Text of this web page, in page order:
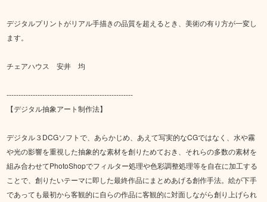
デジタルプリントがリアル手描きの品質を超えるとき、美術の有り方が一変し
ます。
チェアハウス 安井 均
-----------------------------------------------------
【デジタル抽象アート制作法】
デジタル３DCGソフトで、あらかじめ、あえて写実的なCGではなく、水や霧
や光の影響を重視した抽象的な素材を創りためておき、それらの多数の素材を
組み合わせてPhotoShopでフィルター処理や色彩調整処理等を自在に加工する
ことで、創りたいテーマに即した最終作品にまとめあげる創作手法。絵が下手
であっても最初から客観的に自らの作品に客観的に対面しながら創り上げられ